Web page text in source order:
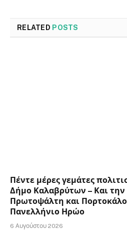
RELATED POSTS
Πέντε μέρες γεμάτες
Δήμο Καλαβρύτων – Και την
Πρωτοψάλτη και
Πανελλήνιο Ηρώο
6 Αυγούστου 2026